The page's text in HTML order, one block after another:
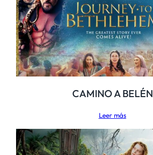
CAMINO A BELÉN
Leer más